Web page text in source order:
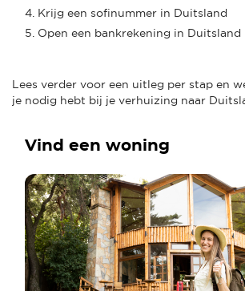
Krijg een sofinummer in Duitsland
Open een bankrekening in Duitsland
Lees verder voor een uitleg per stap en
je nodig hebt bij je verhuizing naar
Vind een woning